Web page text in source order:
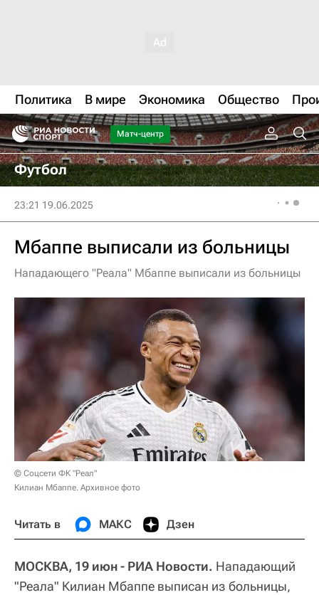
Политика В мире Экономика Общество
Матч-центр
Футбол
23:21 19.06.2025
Мбаппе выписали из больницы
Нападающего "Реала" Мбаппе выписали из больницы
© Соцсети ФК "Реал"
Килиан Мбаппе. Архивное фото
Читать в МАКС Дзен
МОСКВА, 19 июн - РИА Новости. Нападающий
"Реала" Килиан Мбаппе выписан из больницы,